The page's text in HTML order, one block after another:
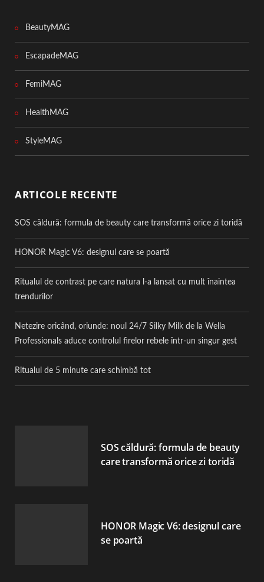
BeautyMAG
EscapadeMAG
FemiMAG
HealthMAG
StyleMAG
ARTICOLE RECENTE
SOS căldură: formula de beauty care transformă orice zi toridă
HONOR Magic V6: designul care se poartă
Ritualul de contrast pe care natura l-a lansat cu mult înaintea
trendurilor
Netezire oricând, oriunde: noul 24/7 Silky Milk de la Wella
Professionals aduce controlul firelor rebele într-un singur gest
Ritualul de 5 minute care schimbă tot
SOS căldură: formula de beauty
care transformă orice zi toridă
HONOR Magic V6: designul care
se poartă